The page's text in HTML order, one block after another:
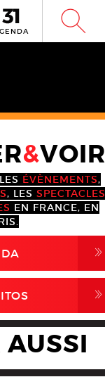
W
&VOIR
ÉVÈNEMENTS,
, LES SPECTACLES
EN FRANCE, EN
,
,